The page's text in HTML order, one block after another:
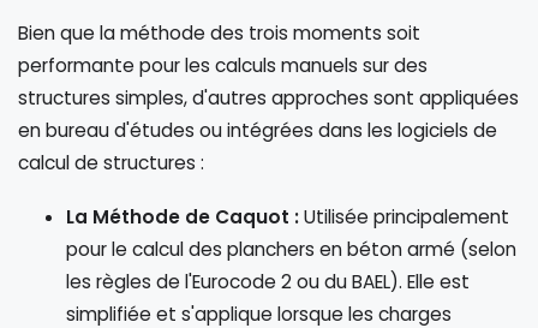
Bien que la méthode des trois moments soit
performante pour les calculs manuels sur des
structures simples, d'autres approches sont appliquées
en bureau d'études ou intégrées dans les logiciels de
calcul de structures :
La Méthode de Caquot :Utilisée principalement
pour le calcul des planchers en béton armé (selon
les règles de l'Eurocode 2 ou du BAEL). Elle est
simplifiée et s'applique lorsque les charges